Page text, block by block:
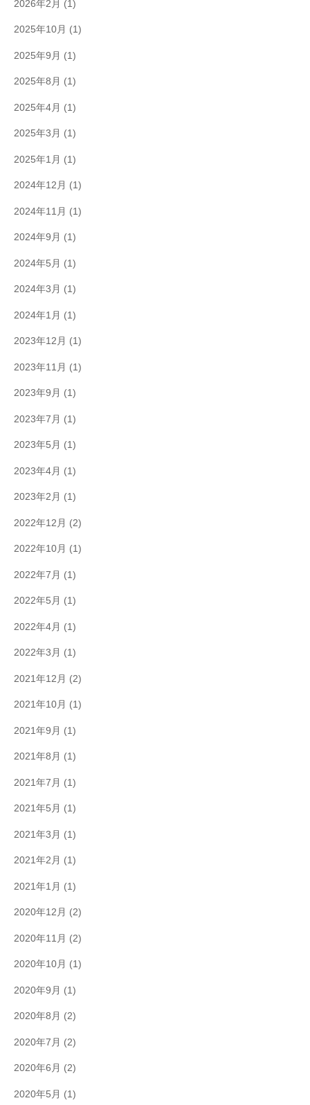
2026年2月 (1)
2025年10月 (1)
2025年9月 (1)
2025年8月 (1)
2025年4月 (1)
2025年3月 (1)
2025年1月 (1)
2024年12月 (1)
2024年11月 (1)
2024年9月 (1)
2024年5月 (1)
2024年3月 (1)
2024年1月 (1)
2023年12月 (1)
2023年11月 (1)
2023年9月 (1)
2023年7月 (1)
2023年5月 (1)
2023年4月 (1)
2023年2月 (1)
2022年12月 (2)
2022年10月 (1)
2022年7月 (1)
2022年5月 (1)
2022年4月 (1)
2022年3月 (1)
2021年12月 (2)
2021年10月 (1)
2021年9月 (1)
2021年8月 (1)
2021年7月 (1)
2021年5月 (1)
2021年3月 (1)
2021年2月 (1)
2021年1月 (1)
2020年12月 (2)
2020年11月 (2)
2020年10月 (1)
2020年9月 (1)
2020年8月 (2)
2020年7月 (2)
2020年6月 (2)
2020年5月 (1)